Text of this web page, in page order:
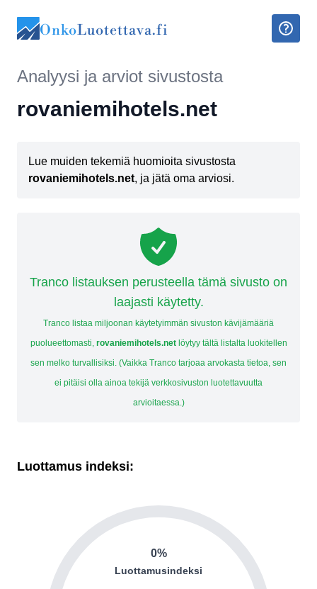
OnkoLuotettava.fi
Analyysi ja arviot sivustosta
rovaniemihotels.net
Lue muiden tekemiä huomioita sivustosta
rovaniemihotels.net, ja jätä oma arviosi.
Tranco listauksen perusteella tämä sivusto on
laajasti käytetty.
Tranco listaa miljoonan käytetyimmän sivuston kävijämääriä
puolueettomasti, rovaniemihotels.netlöytyy tältä listalta luokitellen
sen melko turvallisiksi. (Vaikka Tranco tarjoaa arvokasta tietoa, sen
ei pitäisi olla ainoa tekijä verkkosivuston luotettavuutta
arvioitaessa.)
Luottamus indeksi:
0%
Luottamusindeksi